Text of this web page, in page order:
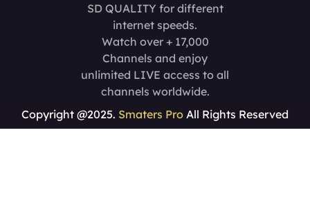
SD QUALITY for different
internet speeds.
Watch over + 17,000
Channels and enjoy
unlimited LIVE access to all
channels worldwide.
Copyright @2025. Smaters Pro All Rights Reserved